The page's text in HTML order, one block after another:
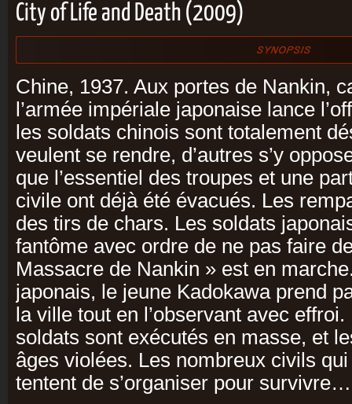
City of Life and Death (2009)
Chine, 1937. Aux portes de Nankin,
l’armée impériale japonaise lance
les soldats chinois sont totalement
veulent se rendre, d’autres s’y
que l’essentiel des troupes et une
civile ont déjà été évacués. Les
des tirs de chars. Les soldats
fantôme avec ordre de ne pas faire
Massacre de Nankin » est en
japonais, le jeune Kadokawa prend
la ville tout en l’observant avec
soldats sont exécutés en masse, et
âges violées. Les nombreux civils
tentent de s’organiser pour survivre…